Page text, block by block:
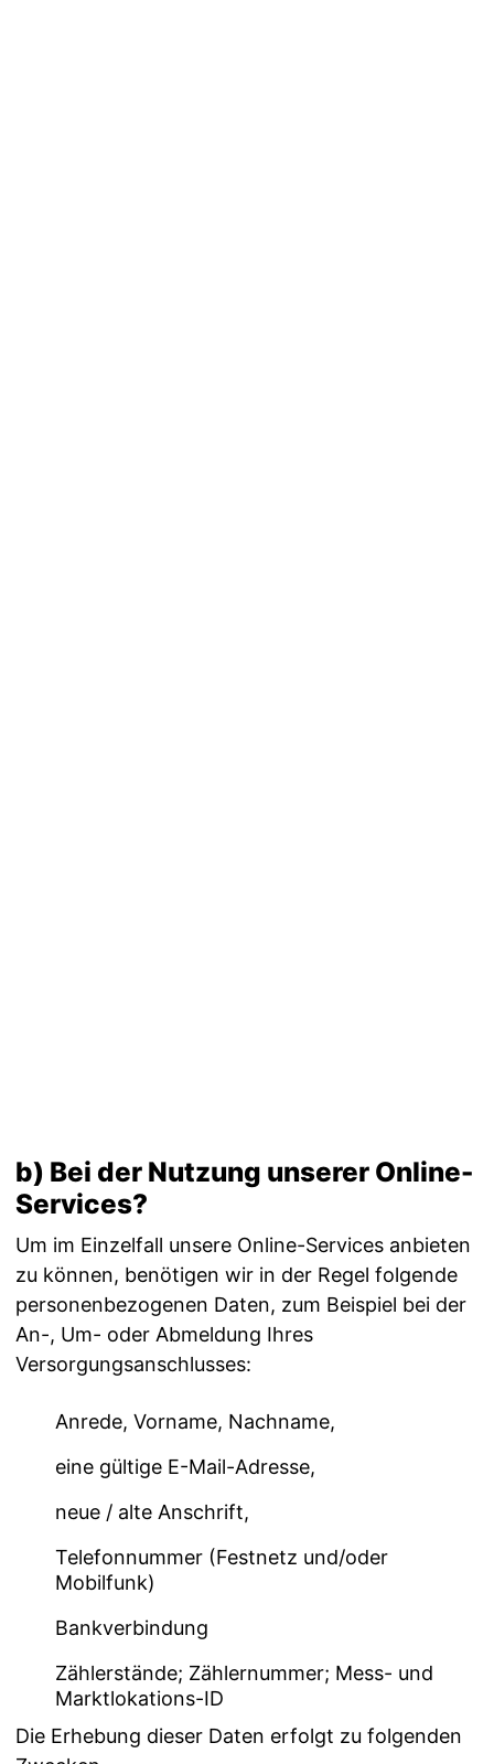
b) Bei der Nutzung unserer Online-
Services?
Um im Einzelfall unsere Online-Services anbieten
zu können, benötigen wir in der Regel folgende
personenbezogenen Daten, zum Beispiel bei der
An-, Um- oder Abmeldung Ihres
Versorgungsanschlusses:
Anrede, Vorname, Nachname,
eine gültige E-Mail-Adresse,
neue / alte Anschrift,
Telefonnummer (Festnetz und/oder
Mobilfunk)
Bankverbindung
Zählerstände; Zählernummer; Mess- und
Marktlokations-ID
Die Erhebung dieser Daten erfolgt zu folgenden